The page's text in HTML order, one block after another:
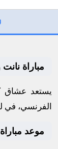
مباراة
يستعد عشاق
الفرنسي، في
موعد